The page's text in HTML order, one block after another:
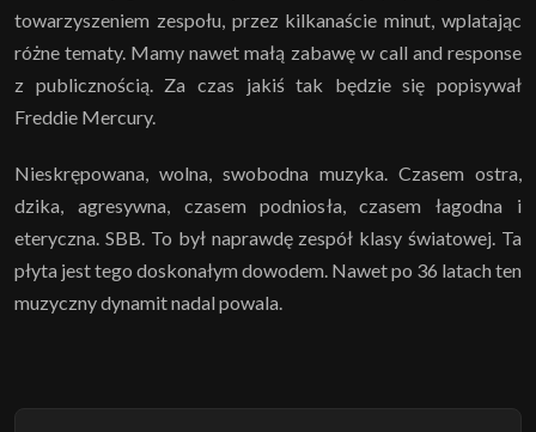
towarzyszeniem zespołu, przez kilkanaście minut, wplatając
różne tematy. Mamy nawet małą zabawę w call and response
z publicznością. Za czas jakiś tak będzie się popisywał
Freddie Mercury.
Nieskrępowana, wolna, swobodna muzyka. Czasem ostra,
dzika, agresywna, czasem podniosła, czasem łagodna i
eteryczna. SBB. To był naprawdę zespół klasy światowej. Ta
płyta jest tego doskonałym dowodem. Nawet po 36 latach ten
muzyczny dynamit nadal powala.